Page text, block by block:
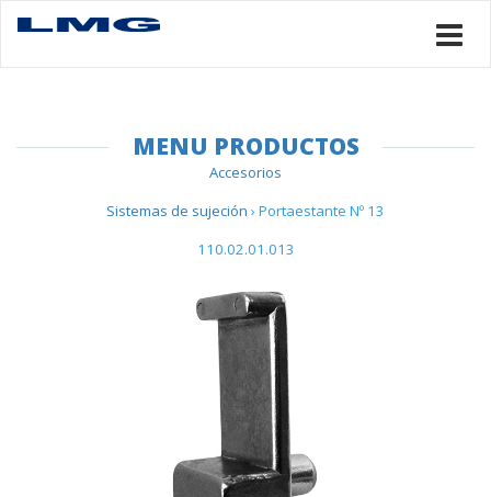
MENU PRODUCTOS
Accesorios
Sistemas de sujeción › Portaestante Nº 13
110.02.01.013